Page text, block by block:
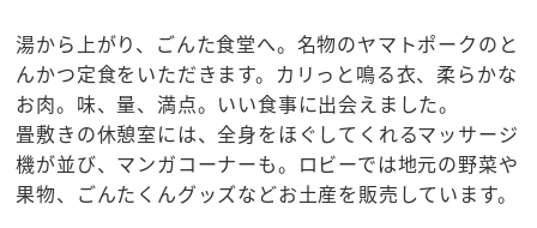
湯から上がり、ごんた食堂へ。名物のヤマトポークのと
んかつ定食をいただきます。カリっと鳴る衣、柔らかな
お肉。味、量、満点。いい食事に出会えました。
畳敷きの休憩室には、全身をほぐしてくれるマッサージ
機が並び、マンガコーナーも。ロビーでは地元の野菜や
果物、ごんたくんグッズなどお土産を販売しています。